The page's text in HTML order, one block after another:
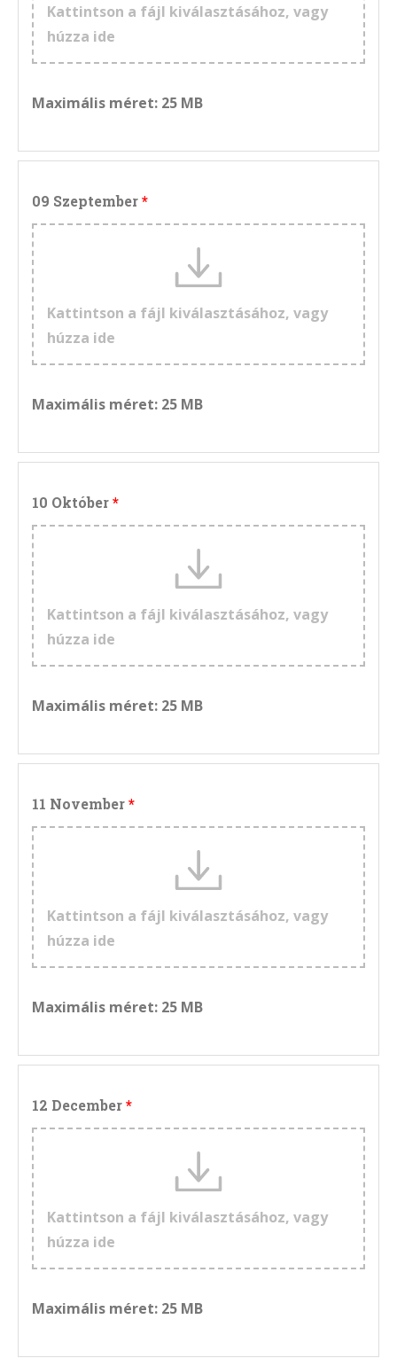
Kattintson a fájl kiválasztásához, vagy
húzza ide
Maximális méret: 25 MB
09 Szeptember
Kattintson a fájl kiválasztásához, vagy
húzza ide
Maximális méret: 25 MB
10 Október
Kattintson a fájl kiválasztásához, vagy
húzza ide
Maximális méret: 25 MB
11 November
Kattintson a fájl kiválasztásához, vagy
húzza ide
Maximális méret: 25 MB
12 December
Kattintson a fájl kiválasztásához, vagy
húzza ide
Maximális méret: 25 MB